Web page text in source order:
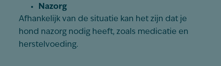
Nazorg
Afhankelijk van de situatie kan het zijn dat je
hond nazorg nodig heeft, zoals medicatie en
herstelvoeding.